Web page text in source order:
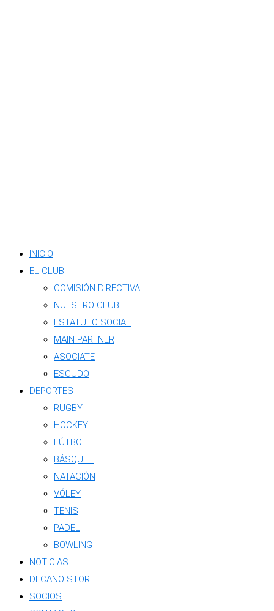
INICIO
EL CLUB
COMISIÓN DIRECTIVA
NUESTRO CLUB
ESTATUTO SOCIAL
MAIN PARTNER
ASOCIATE
ESCUDO
DEPORTES
RUGBY
HOCKEY
FÚTBOL
BÁSQUET
NATACIÓN
VÓLEY
TENIS
PADEL
BOWLING
NOTICIAS
DECANO STORE
SOCIOS